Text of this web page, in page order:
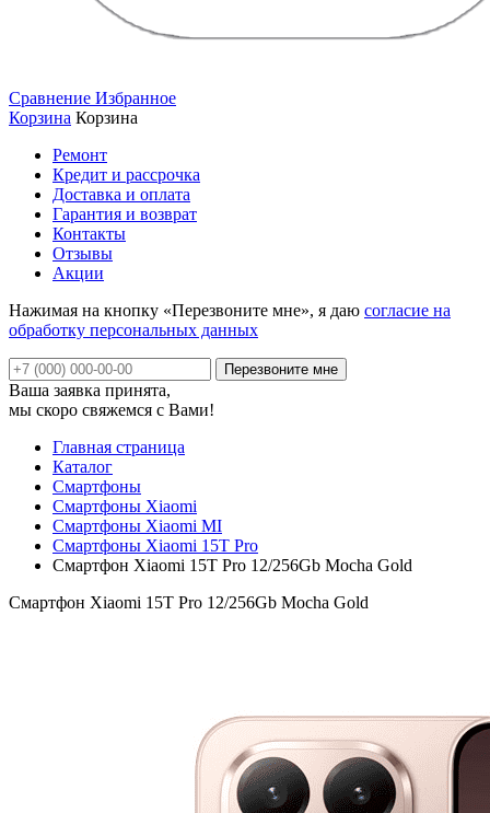
Сравнение Избранное
Корзина Корзина
Ремонт
Кредит и рассрочка
Доставка и оплата
Гарантия и возврат
Контакты
Отзывы
Акции
Нажимая на кнопку «Перезвоните мне», я даю согласие на
обработку персональных данных
Ваша заявка принята,
мы скоро свяжемся с Вами!
Главная страница
Каталог
Смартфоны
Смартфоны Xiaomi
Смартфоны Xiaomi MI
Смартфоны Xiaomi 15T Pro
Смартфон Xiaomi 15T Pro 12/256Gb Mocha Gold
Смартфон Xiaomi 15T Pro 12/256Gb Mocha Gold